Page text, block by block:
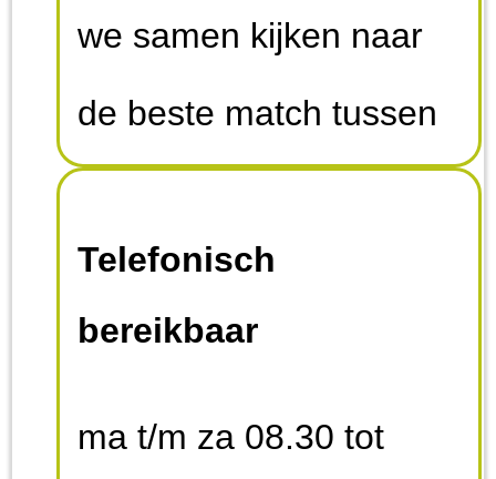
we samen kijken naar
de beste match tussen
zowel voor adoptant als
dier goed te laten
verlopen werken wij
Telefonisch
bereikbaar
ma t/m za 08.30 tot